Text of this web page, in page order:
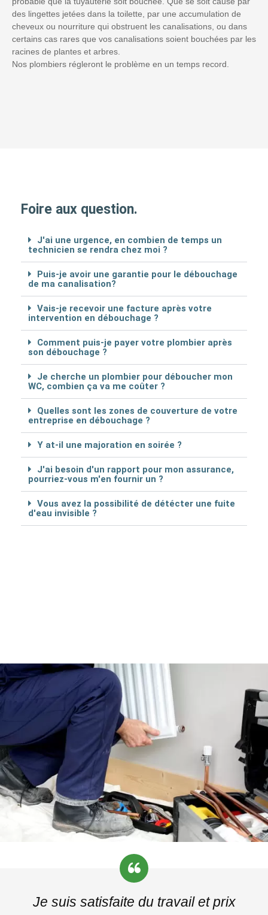
des lingettes jetées dans la toilette, par une accumulation de
cheveux ou nourriture qui obstruent les canalisations, ou dans
certains cas rares que vos canalisations soient bouchées par les
racines de plantes et arbres.
Nos plombiers régleront le problème en un temps record.
Foire aux question.
J'ai une urgence, en combien de temps un
technicien se rendra chez moi ?
Puis-je avoir une garantie pour le débouchage
de ma canalisation?
Vais-je recevoir une facture après votre
intervention en débouchage ?
Comment puis-je payer votre plombier après
son débouchage ?
Je cherche un plombier pour déboucher mon
WC, combien ça va me coûter ?
Quelles sont les zones de couverture de votre
entreprise en débouchage ?
Y at-il une majoration en soirée ?
J'ai besoin d'un rapport pour mon assurance,
pourriez-vous m'en fournir un ?
Vous avez la possibilité de détécter une fuite
d'eau invisible ?
Je suis satisfaite du travail et prix